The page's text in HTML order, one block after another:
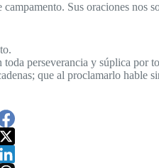
Sus oraciones nos
perseverancia y súplica por
que al proclamarlo hable